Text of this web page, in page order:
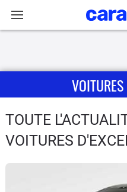
Actu
Essais
TOUTE
VOITURES